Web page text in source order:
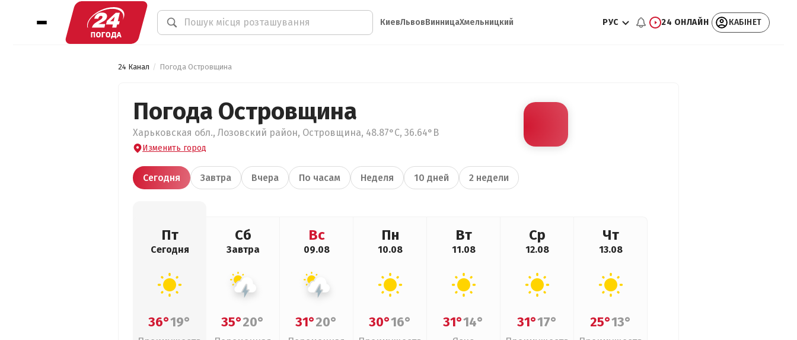
КиевЛьвовВинницаХмельницкий РУС 24 ОНЛАЙН КАБІНЕТ
24 Канал Погода Островщина
Погода Островщина
Харьковская обл., Лозовский район, Островщина, 48.87°С, 36.64°В
Изменить город
Сегодня Завтра Вчера По часам Неделя 10 дней 2 недели
Пт
Сегодня
36°19°
Сб
Завтра
35°20°
Вс
09.08
31°20°
Пн
10.08
30°16°
Вт
11.08
31°14°
Ср
12.08
31°17°
Чт
13.08
25°13°